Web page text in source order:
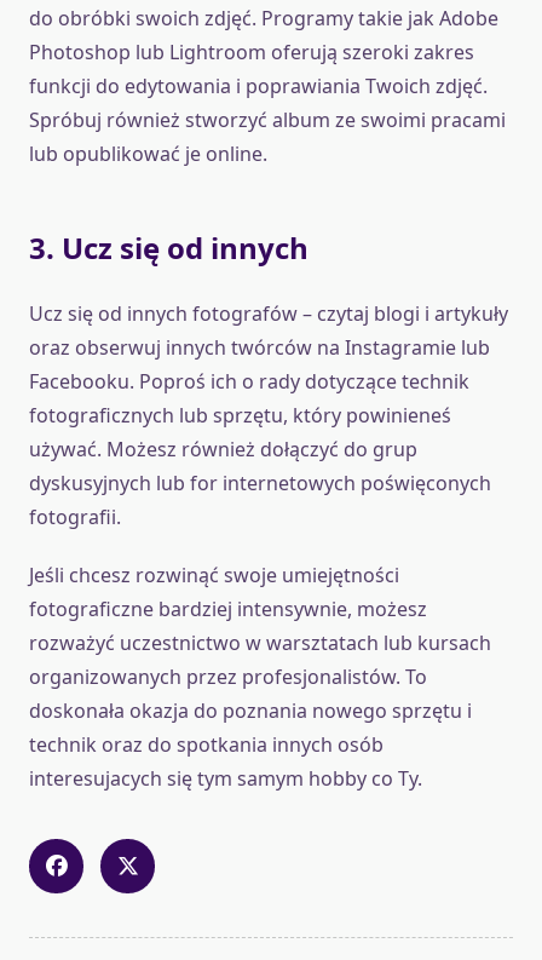
do obróbki swoich zdjęć. Programy takie jak Adobe
Photoshop lub Lightroom oferują szeroki zakres
funkcji do edytowania i poprawiania Twoich zdjęć.
Spróbuj również stworzyć album ze swoimi pracami
lub opublikować je online.
3. Ucz się od innych
Ucz się od innych fotografów – czytaj blogi i artykuły
oraz obserwuj innych twórców na Instagramie lub
Facebooku. Poproś ich o rady dotyczące technik
fotograficznych lub sprzętu, który powinieneś
używać. Możesz również dołączyć do grup
dyskusyjnych lub for internetowych poświęconych
fotografii.
Jeśli chcesz rozwinąć swoje umiejętności
fotograficzne bardziej intensywnie, możesz
rozważyć uczestnictwo w warsztatach lub kursach
organizowanych przez profesjonalistów. To
doskonała okazja do poznania nowego sprzętu i
technik oraz do spotkania innych osób
interesujacych się tym samym hobby co Ty.